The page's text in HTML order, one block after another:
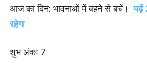
आज का दिन: भावनाओं में बहने से बचें।पढ़ें
रहेगा
शुभ अंक: 7